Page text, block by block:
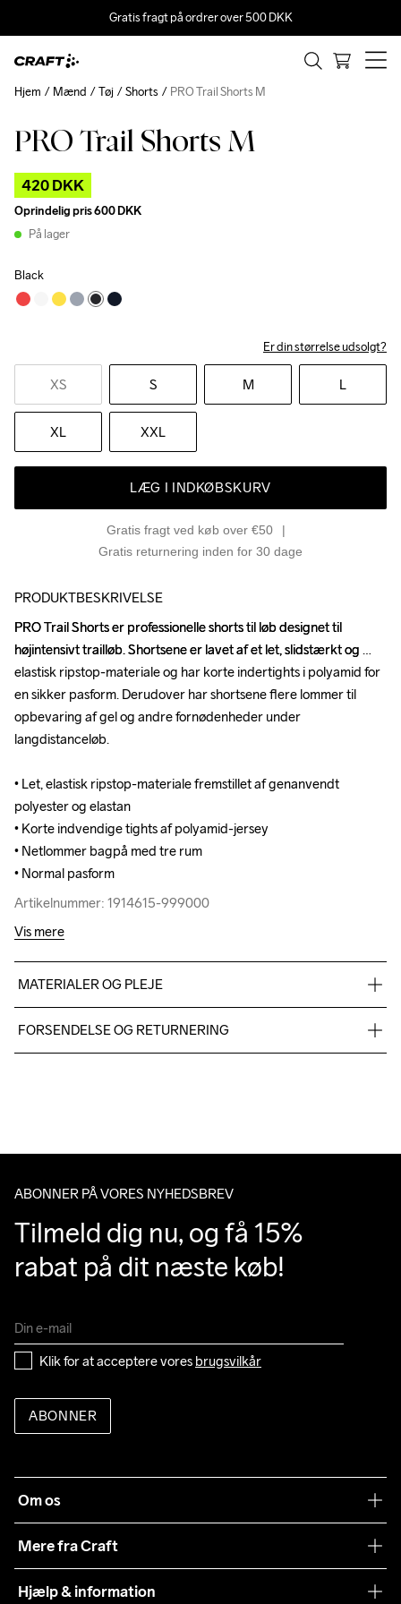
Gratis fragt på ordrer over 500 DKK
PRO Trail Shorts M
420 DKK
Oprindelig pris600 DKK
På lager
Black
Er din størrelse udsolgt?
XS S M L
XL XXL
LÆG I INDKØBSKURV
Gratis fragt ved køb over €50
Gratis returnering inden for 30 dage
Hjem Mænd Tøj Shorts PRO Trail Shorts M
Outlet
PRODUKTBESKRIVELSE
PRO Trail Shorts er professionelle shorts til løb designet til
højintensivt trailløb. Shortsene er lavet af et let, slidstærkt og
elastisk ripstop-materiale og har korte indertights i polyamid for
en sikker pasform. Derudover har shortsene flere lommer til
opbevaring af gel og andre fornødenheder under
langdistanceløb.
• Let, elastisk ripstop-materiale fremstillet af genanvendt
polyester og elastan
• Korte indvendige tights af polyamid-jersey
• Netlommer bagpå med tre rum
• Normal pasform
Artikelnummer: 1914615-999000
PRO Trail Shorts er professionelle shorts til løb designet til
højintensivt trailløb. Shortsene er lavet af et let, slidstærkt og
elastisk ripstop-materiale og har korte indertights i polyamid for
en sikker pasform. Derudover har shortsene flere lommer til
opbevaring af gel og andre fornødenheder under
langdistanceløb.
• Let, elastisk ripstop-materiale fremstillet af genanvendt
polyester og elastan
• Korte indvendige tights af polyamid-jersey
• Netlommer bagpå med tre rum
• Normal pasform
Artikelnummer: 1914615-999000
Vis mere
MATERIALER OG PLEJE
90% Polyamide-Recycled
Lower front body
10% Elastane
Do Not Bleach
Do Not Dry
Do Not Tumble
Ironing Low
FORSENDELSE OG RETURNERING
ABONNER PÅ VORES NYHEDSBREV
Tilmeld dig nu, og få 15%
rabat på dit næste køb!
Klik for at acceptere vores brugsvilkår
ABONNER
Om os
Mere fra Craft
Hjælp & information